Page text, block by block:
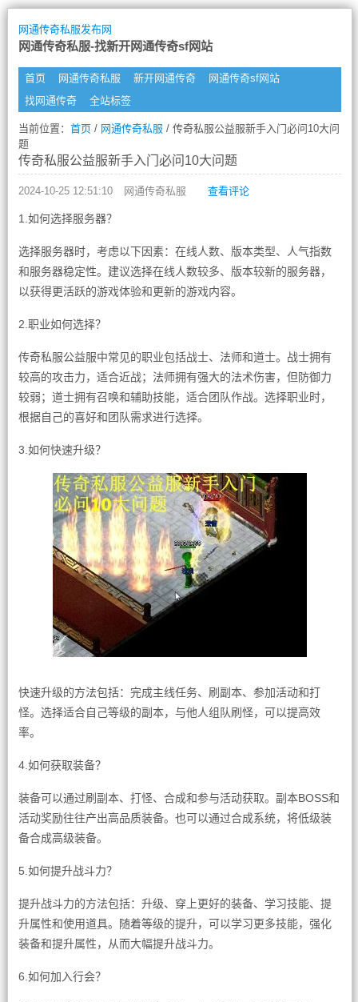
网通传奇私服发布网
网通传奇私服-找新开网通传奇sf网站
首页 网通传奇私服 新开网通传奇
网通传奇sf网站
找网通传奇
全站标签
当前位置： 首页/ 网通传奇私服 / 传奇私服公益服新手入门必问10大问
题
传奇私服公益服新手入门必问10大问题
2024-10-25 12:51:10 网通传奇私服 查看评论
1.如何选择服务器？
选择服务器时，考虑以下因素：在线人数、版本类型、人气指数
和服务器稳定性。建议选择在线人数较多、版本较新的服务器，
以获得更活跃的游戏体验和更新的游戏内容。
2.职业如何选择？
传奇私服公益服中常见的职业包括战士、法师和道士。战士拥有
较高的攻击力，适合近战；法师拥有强大的法术伤害，但防御力
较弱；道士拥有召唤和辅助技能，适合团队作战。选择职业时，
根据自己的喜好和团队需求进行选择。
3.如何快速升级？
快速升级的方法包括：完成主线任务、刷副本、参加活动和打
怪。选择适合自己等级的副本，与他人组队刷怪，可以提高效
率。
4.如何获取装备？
装备可以通过刷副本、打怪、合成和参与活动获取。副本BOSS和
活动奖励往往产出高品质装备。也可以通过合成系统，将低级装
备合成高级装备。
5.如何提升战斗力？
提升战斗力的方法包括：升级、穿上更好的装备、学习技能、提
升属性和使用道具。随着等级的提升，可以学习更多技能，强化
装备和提升属性，从而大幅提升战斗力。
6.如何加入行会？